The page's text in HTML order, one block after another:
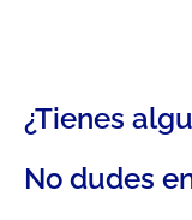
¿Tienes
No dudes